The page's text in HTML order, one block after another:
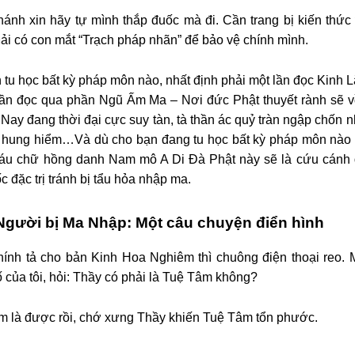
xin hãy tự mình thắp đuốc mà đi. Cần trang bị kiến thức
có con mắt “Trạch pháp nhãn” để bảo vệ chính mình.
học bất kỳ pháp môn nào, nhất định phải một lần đọc Kinh
đọc qua phần Ngũ Ấm Ma – Nơi đức Phật thuyết rành sẽ
đang thời đại cực suy tàn, tà thần ác quỷ tràn ngập chốn
hiểm…Và dù cho bạn đang tu học bất kỳ pháp môn nào
chữ hồng danh Nam mô A Di Đà Phật này sẽ là cứu cánh
đặc trị tránh bị tẩu hỏa nhập ma.
bị Ma Nhập: Một câu chuyện điển hình
tả cho bản Kinh Hoa Nghiêm thì chuông điện thoại reo.
của tôi, hỏi: Thầy có phải là Tuệ Tâm không?
là được rồi, chớ xưng Thầy khiến Tuệ Tâm tổn phước.